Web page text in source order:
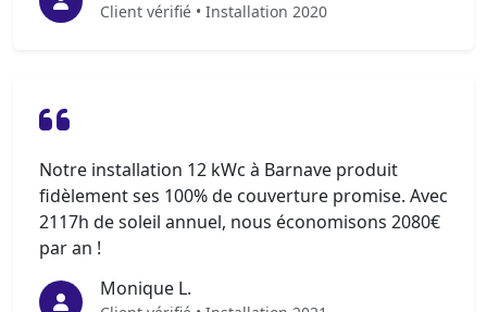
Client vérifié • Installation 2020
Notre installation 12 kWc à Barnave produit
fidèlement ses 100% de couverture promise. Avec
2117h de soleil annuel, nous économisons 2080€
par an !
Monique L.